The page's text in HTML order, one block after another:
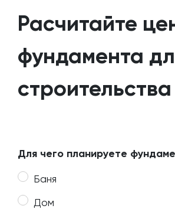
Расчитайте
фундамента
Для чего планируете
Баня
Дом